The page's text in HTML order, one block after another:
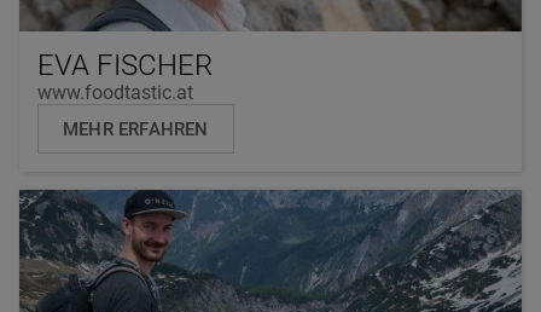
EVA FISCHER
www.foodtastic.at
MEHR ERFAHREN